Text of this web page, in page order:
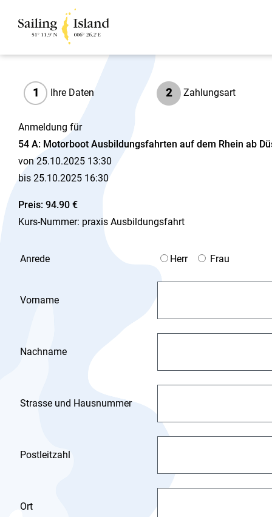
1 Ihre Daten 2 Zahlungsart
Anmeldung für
54 A: Motorboot Ausbildungsfahrten auf dem Rhein ab
von 25.10.2025 13:30
bis 25.10.2025 16:30
Preis: 94.90 €
Kurs-Nummer: praxis Ausbildungsfahrt
Anrede Herr Frau
Vorname
Nachname
Strasse und Hausnummer
Postleitzahl
Ort